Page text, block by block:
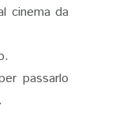
cinema da
passarlo